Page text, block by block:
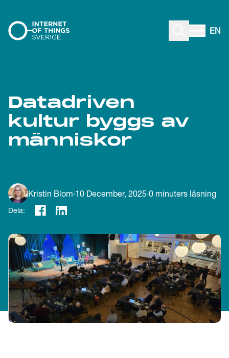
Gå till innehåll
EN
Datadriven
kultur byggs av
människor
Kristin Blom·10 December, 2025·0 minuters läsning
Dela: